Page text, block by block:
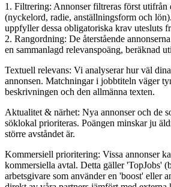
1. Filtrering: Annonser filtreras först utifrån
(nyckelord, radie, anställningsform och
uppfyller dessa obligatoriska krav utesluts
2. Rangordning: De återstående
en sammanlagd relevanspoäng, beräknad
Textuell relevans: Vi analyserar hur väl
annonsen. Matchningar i jobbtiteln väger
beskrivningen och den allmänna texten.
Aktualitet & närhet: Nya annonser och de
söklokal prioriteras. Poängen minskar ju
större avståndet är.
Kommersiell prioritering: Vissa annonser
kommersiella avtal. Detta gäller 'TopJobs'
arbetsgivare som använder en 'boost' eller